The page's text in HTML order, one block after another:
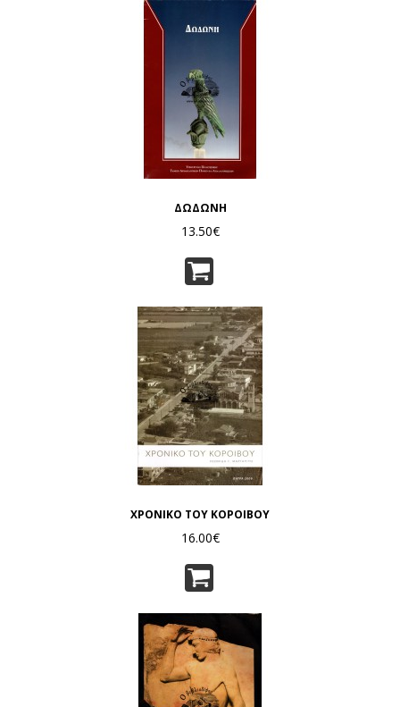
ΔΩΔΩΝΗ
13.50€
ΧΡΟΝΙΚΟ ΤΟΥ ΚΟΡΟΙΒΟΥ
16.00€